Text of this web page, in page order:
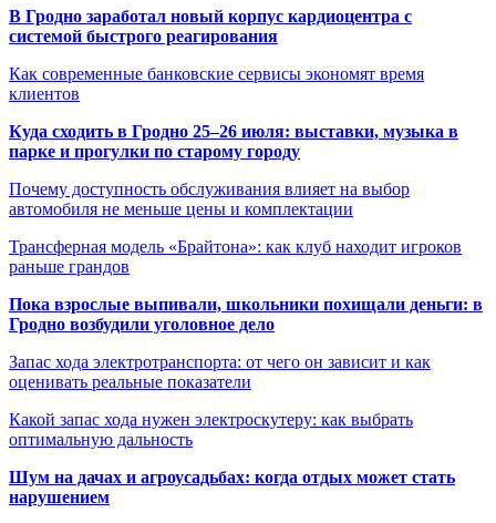
В Гродно заработал новый корпус кардиоцентра с
системой быстрого реагирования
Как современные банковские сервисы экономят время
клиентов
Куда сходить в Гродно 25–26 июля: выставки, музыка в
парке и прогулки по старому городу
Почему доступность обслуживания влияет на выбор
автомобиля не меньше цены и комплектации
Трансферная модель «Брайтона»: как клуб находит игроков
раньше грандов
Пока взрослые выпивали, школьники похищали деньги: в
Гродно возбудили уголовное дело
Запас хода электротранспорта: от чего он зависит и как
оценивать реальные показатели
Какой запас хода нужен электроскутеру: как выбрать
оптимальную дальность
Шум на дачах и агроусадьбах: когда отдых может стать
нарушением